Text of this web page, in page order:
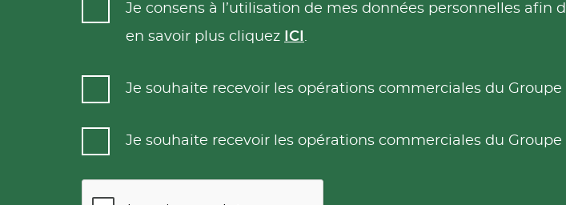
Je consens à l’utilisation de mes données personnelles
en savoir plus cliquez
ICI .
Je souhaite recevoir les opérations commerciales du Groupe
Je souhaite recevoir les opérations commerciales du Groupe